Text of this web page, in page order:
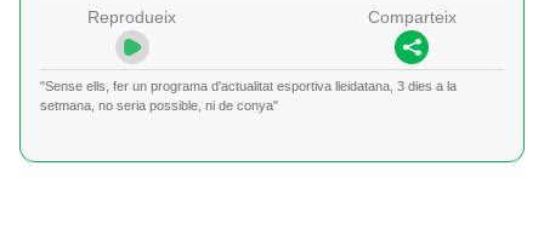
Reprodueix Comparteix
"Sense ells, fer un programa d'actualitat esportiva lleidatana, 3 dies a la
setmana, no seria possible, ni de conya"